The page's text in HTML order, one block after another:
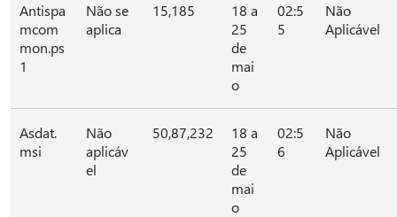
Antispa
mcom
mon.ps
1
Não se
aplica
15,185
18 a
25
de
mai
o
02:5
5
Não
Aplicável
Asdat.
msi
Não
aplicáv
el
50,87,232
18 a
25
de
mai
o
02:5
6
Não
Aplicável